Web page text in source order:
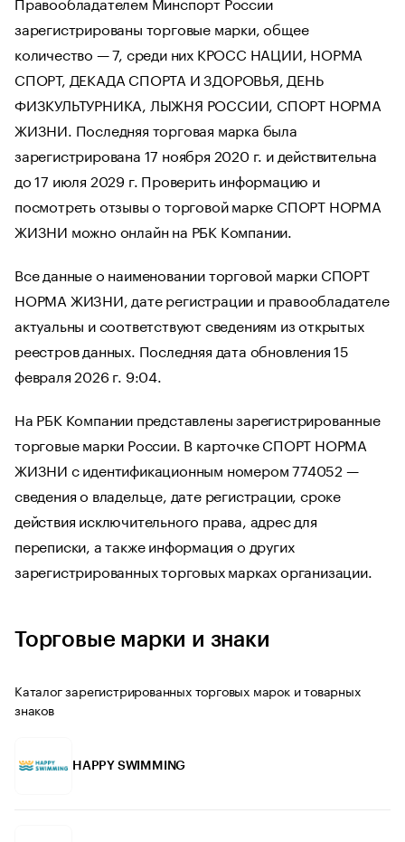
зарегистрированы торговые марки, общее
количество — 7, среди них КРОСС НАЦИИ, НОРМА
СПОРТ, ДЕКАДА СПОРТА И ЗДОРОВЬЯ, ДЕНЬ
ФИЗКУЛЬТУРНИКА, ЛЫЖНЯ РОССИИ, СПОРТ НОРМА
ЖИЗНИ. Последняя торговая марка была
зарегистрирована 17 ноября 2020 г. и действительна
до 17 июля 2029 г. Проверить информацию и
посмотреть отзывы о торговой марке СПОРТ НОРМА
ЖИЗНИ можно онлайн на РБК Компании.
Все данные о наименовании торговой марки СПОРТ
НОРМА ЖИЗНИ, дате регистрации и правообладателе
актуальны и соответствуют сведениям из открытых
реестров данных. Последняя дата обновления 15
февраля 2026 г. 9:04.
На РБК Компании представлены зарегистрированные
торговые марки России. В карточке СПОРТ НОРМА
ЖИЗНИ с идентификационным номером 774052 —
сведения о владельце, дате регистрации, сроке
действия исключительного права, адрес для
переписки, а также информация о других
зарегистрированных торговых марках организации.
Торговые марки и знаки
Каталог зарегистрированных торговых марок и товарных
знаков
HAPPY SWIMMING